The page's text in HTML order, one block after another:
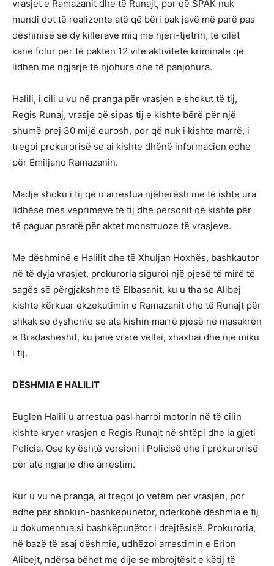
vrasjet e Ramazanit dhe të Runajt, por që SPAK nuk
mundi dot të realizonte atë që bëri pak javë më parë pas
dëshmisë së dy killerave miq me njëri-tjetrin, të cilët
kanë folur për të paktën 12 vite aktivitete kriminale që
lidhen me ngjarje të njohura dhe të panjohura.
Halili, i cili u vu në pranga për vrasjen e shokut të tij,
Regis Runaj, vrasje që sipas tij e kishte bërë për një
shumë prej 30 mijë eurosh, por që nuk i kishte marrë, i
tregoi prokurorisë se ai kishte dhënë informacion edhe
për Emiljano Ramazanin.
Madje shoku i tij që u arrestua njëherësh me të ishte ura
lidhëse mes veprimeve të tij dhe personit që kishte për
të paguar paratë për aktet monstruoze të vrasjeve.
Me dëshminë e Halilit dhe të Xhuljan Hoxhës, bashkautor
në të dyja vrasjet, prokuroria siguroi një pjesë të mirë të
sagës së përgjakshme të Elbasanit, ku u tha se Alibej
kishte kërkuar ekzekutimin e Ramazanit dhe të Runajt për
shkak se dyshonte se ata kishin marrë pjesë në masakrën
e Bradasheshit, ku janë vrarë vëllai, xhaxhai dhe një miku
i tij.
DËSHMIA E HALILIT
Euglen Halili u arrestua pasi harroi motorin në të cilin
kishte kryer vrasjen e Regis Runajt në shtëpi dhe ia gjeti
Policia. Ose ky është versioni i Policisë dhe i prokurorisë
për atë ngjarje dhe arrestim.
Kur u vu në pranga, ai tregoi jo vetëm për vrasjen, por
edhe për shokun-bashkëpunëtor, ndërkohë dëshmia e tij
u dokumentua si bashkëpunëtor i drejtësisë. Prokuroria,
në bazë të asaj dëshmie, udhëzoi arrestimin e Erion
Alibejt, ndërsa bëhet me dije se mbrojtësit e këtij të